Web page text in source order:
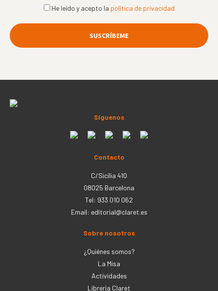
He leído y acepto la política de privacidad
Síguenos
Contacto
C/Sicília 410
08025 Barcelona
Tel: 933 010 062
Email: editorial@claret.es
Sobre nosotros
¿Quiénes somos?
La Misa
Actividades
Librería Claret